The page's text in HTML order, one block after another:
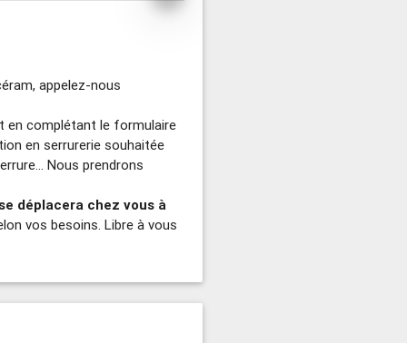
appelez-nous
en complétant le formulaire
en serrurerie souhaitée
Nous prendrons
déplacera chez vous à
vos besoins. Libre à vous